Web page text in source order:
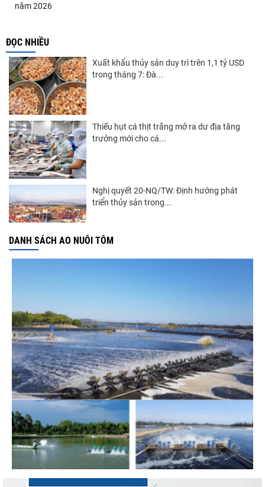
năm 2026
ĐỌC NHIỀU
Xuất khẩu thủy sản duy trì trên 1,1 tỷ USD
trong tháng 7: Đà...
Thiếu hụt cá thịt trắng mở ra dư địa tăng
trưởng mới cho cá...
Nghị quyết 20-NQ/TW: Định hướng phát
triển thủy sản trong...
Thuế Mục 301 và bài toán thích ứng của
tôm Việt tại thị...
Nguồn cung giảm, giá cá rô phi Trung Quốc
tiếp tục tăng
VASEP chào đón Công ty Cổ phần Thương
mại Sim Ba gia nhập...
DANH SÁCH AO NUÔI TÔM